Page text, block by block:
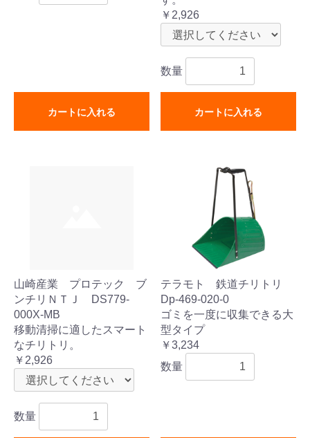
カートに入れる
￥2,926
数量
カートに入れる
山崎産業 プロテック ブ
ンチリＮＴＪ DS779-
000X-MB
移動清掃に適したスマート
なチリトリ。
￥2,926
数量
テラモト 鉄道チリトリ
Dp-469-020-0
ゴミを一度に収集できる大
型タイプ
￥3,234
数量